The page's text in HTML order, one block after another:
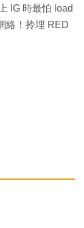
IG 時最怕 load
絡！拎埋 RED